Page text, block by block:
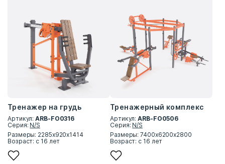
Тренажер на грудь
Артикул:ARB-FO0316
Серия: N/S
Размеры: 2285х920х1414
Возраст: с 16 лет
Тренажерный комплекс
Артикул:ARB-FO0506
Серия: N/S
Размеры: 7400х6200x2800
Возраст: с 16 лет